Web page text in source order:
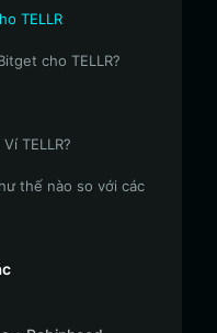
TELLR
cho TELLR?
TELLR?
thế nào so với các